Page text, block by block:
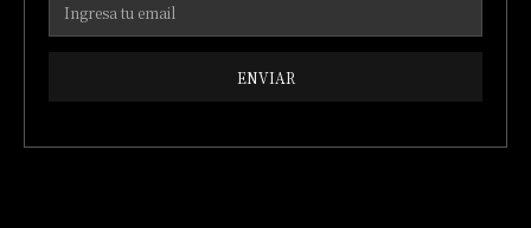
ENVIAR